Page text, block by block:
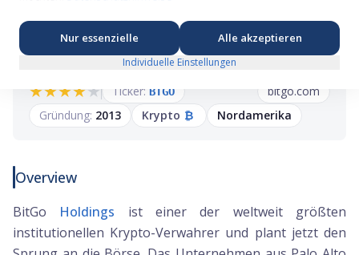
die NYSE
★★★★★ Ticker: BTGO
bitgo.com
Gründung: 2013 Krypto ₿ Nordamerika
Overview
BitGo Holdings ist einer der weltweit größten
institutionellen Krypto-Verwahrer und plant jetzt den
Nur essenzielle Alle akzeptieren
Individuelle Einstellungen